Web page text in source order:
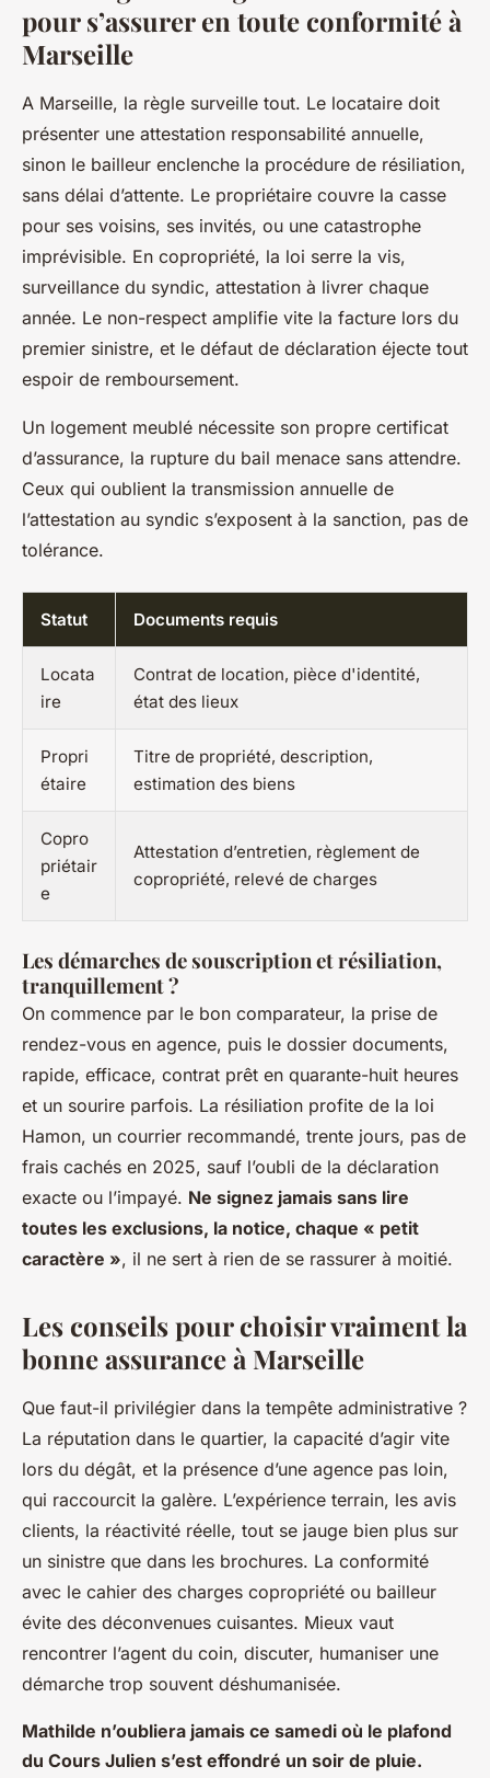
pour s’assurer en toute conformité à
Marseille
A Marseille, la règle surveille tout. Le locataire doit
présenter une attestation responsabilité annuelle,
sinon le bailleur enclenche la procédure de résiliation,
sans délai d’attente. Le propriétaire couvre la casse
pour ses voisins, ses invités, ou une catastrophe
imprévisible. En copropriété, la loi serre la vis,
surveillance du syndic, attestation à livrer chaque
année. Le non-respect amplifie vite la facture lors du
premier sinistre, et le défaut de déclaration éjecte tout
espoir de remboursement.
Un logement meublé nécessite son propre certificat
d’assurance, la rupture du bail menace sans attendre.
Ceux qui oublient la transmission annuelle de
l’attestation au syndic s’exposent à la sanction, pas de
tolérance.
Statut Documents requis
Locata
ire
Contrat de location, pièce d'identité,
état des lieux
Propri
étaire
Titre de propriété, description,
estimation des biens
Copro
priétair
e
Attestation d’entretien, règlement de
copropriété, relevé de charges
Les démarches de souscription et résiliation,
tranquillement ?
On commence par le bon comparateur, la prise de
rendez-vous en agence, puis le dossier documents,
rapide, efficace, contrat prêt en quarante-huit heures
et un sourire parfois. La résiliation profite de la loi
Hamon, un courrier recommandé, trente jours, pas de
frais cachés en 2025, sauf l’oubli de la déclaration
exacte ou l’impayé. Ne signez jamais sans lire
toutes les exclusions, la notice, chaque « petit
caractère », il ne sert à rien de se rassurer à moitié.
Les conseils pour choisir vraiment la
bonne assurance à Marseille
Que faut-il privilégier dans la tempête administrative ?
La réputation dans le quartier, la capacité d’agir vite
lors du dégât, et la présence d’une agence pas loin,
qui raccourcit la galère. L’expérience terrain, les avis
clients, la réactivité réelle, tout se jauge bien plus sur
un sinistre que dans les brochures. La conformité
avec le cahier des charges copropriété ou bailleur
évite des déconvenues cuisantes. Mieux vaut
rencontrer l’agent du coin, discuter, humaniser une
démarche trop souvent déshumanisée.
Mathilde n’oubliera jamais ce samedi où le plafond
du Cours Julien s’est effondré un soir de pluie.